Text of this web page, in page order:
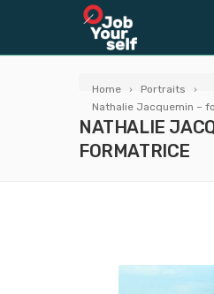
Home
Portraits
Nathalie Jacquemin –
NATHALIE
FORMATRICE